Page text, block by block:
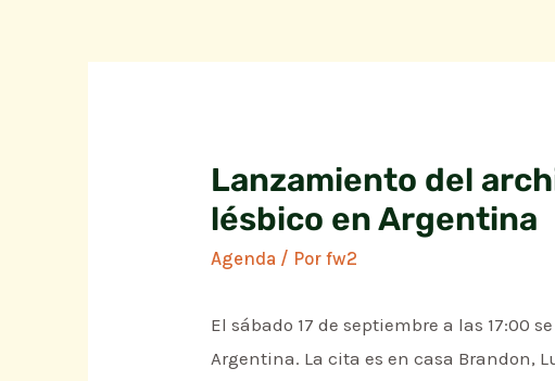
Lanzamiento del
lésbico en Argentina
Agenda / Porfw2
El sábado 17 de septiembre a las
Argentina. La cita es en casa Brandon,